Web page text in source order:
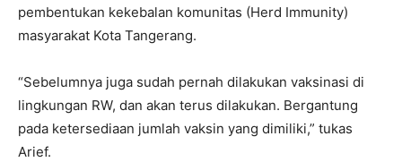
pembentukan kekebalan komunitas (Herd Immunity)
masyarakat Kota Tangerang.
“Sebelumnya juga sudah pernah dilakukan vaksinasi di
lingkungan RW, dan akan terus dilakukan. Bergantung
pada ketersediaan jumlah vaksin yang dimiliki,” tukas
Arief.